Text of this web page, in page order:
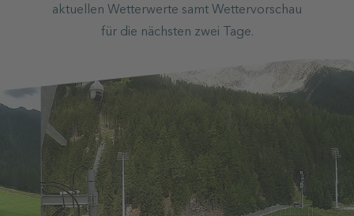
aktuellen Wetterwerte samt Wettervorschau
für die nächsten zwei Tage.